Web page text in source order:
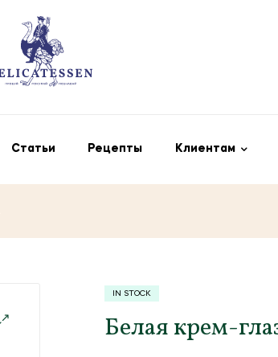
Статьи Рецепты Клиентам
IN STOCK
Белая крем-